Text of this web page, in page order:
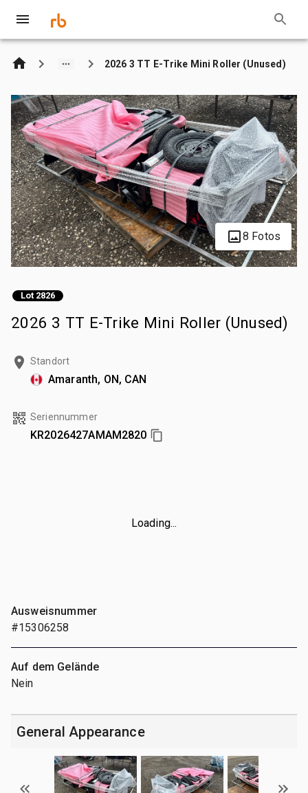
2026 3 TT E-Trike Mini Roller (Unused)
8 Fotos
Lot 2826
2026 3 TT E-Trike Mini Roller (Unused)
Standort
Amaranth, ON, CAN
Seriennummer
KR2026427AMAM2820
Loading...
Ausweisnummer
#15306258
Auf dem Gelände
Nein
General Appearance